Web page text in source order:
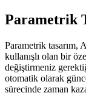
Parametrik
Parametrik tasarım,
kullanışlı olan bir
değiştirmeniz
otomatik olarak
sürecinde zaman